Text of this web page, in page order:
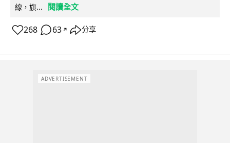
線，旗...
閱讀全文
268 63 ↗ 分享
ADVERTISEMENT